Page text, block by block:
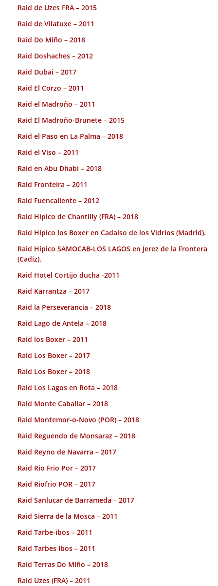
Raid de Uzes FRA – 2015
Raid de Vilatuxe – 2011
Raid Do Miño – 2018
Raid Doshaches – 2012
Raid Dubai – 2017
Raid El Corzo – 2011
Raid el Madroño – 2011
Raid El Madroño-Brunete – 2015
Raid el Paso en La Palma – 2018
Raid el Viso – 2011
Raid en Abu Dhabi – 2018
Raid Fronteira – 2011
Raid Fuencaliente – 2012
Raid Hípico de Chantilly (FRA) – 2018
Raid Hípico los Boxer en Cadalso de los Vidrios (Madrid).
Raid Hípico SAMOCAB-LOS LAGOS en Jerez de la Frontera
(Cadiz).
Raid Hotel Cortijo ducha -2011
Raid Karrantza – 2017
Raid la Perseverancia – 2018
Raid Lago de Antela – 2018
Raid los Boxer – 2011
Raid Los Boxer – 2017
Raid Los Boxer – 2018
Raid Los Lagos en Rota – 2018
Raid Monte Caballar – 2018
Raid Montemor-o-Novo (POR) – 2018
Raid Reguendo de Monsaraz – 2018
Raid Reyno de Navarra – 2017
Raid Rio Frio Por – 2017
Raid Riofrio POR – 2017
Raid Sanlucar de Barrameda – 2017
Raid Sierra de la Mosca – 2011
Raid Tarbe-ibos – 2011
Raid Tarbes Ibos – 2011
Raid Terras Do Miño – 2018
Raid Uzes (FRA) – 2011